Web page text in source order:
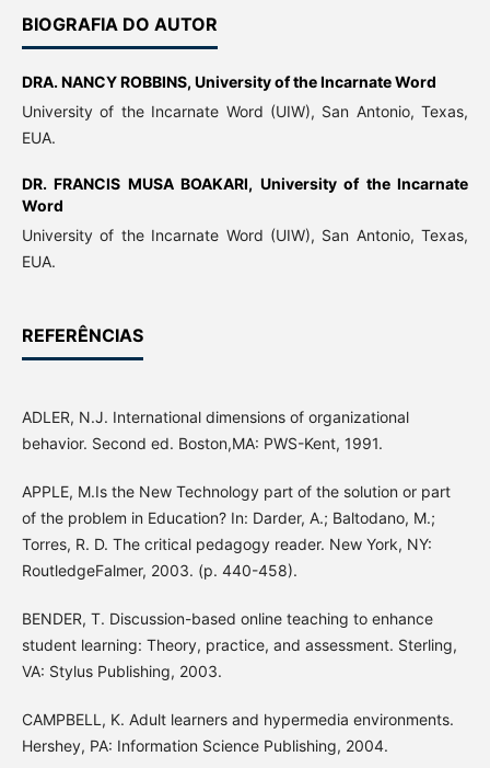
BIOGRAFIA DO AUTOR
DRA. NANCY ROBBINS, University of the Incarnate Word
University of the Incarnate Word (UIW), San Antonio, Texas,
EUA.
DR. FRANCIS MUSA BOAKARI, University of the Incarnate
Word
University of the Incarnate Word (UIW), San Antonio, Texas,
EUA.
REFERÊNCIAS
ADLER, N.J. International dimensions of organizational
behavior. Second ed. Boston,MA: PWS-Kent, 1991.
APPLE, M.Is the New Technology part of the solution or part
of the problem in Education? In: Darder, A.; Baltodano, M.;
Torres, R. D. The critical pedagogy reader. New York, NY:
RoutledgeFalmer, 2003. (p. 440-458).
BENDER, T. Discussion-based online teaching to enhance
student learning: Theory, practice, and assessment. Sterling,
VA: Stylus Publishing, 2003.
CAMPBELL, K. Adult learners and hypermedia environments.
Hershey, PA: Information Science Publishing, 2004.